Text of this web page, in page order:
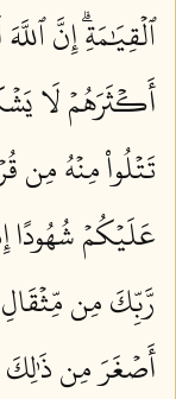
ٱلۡقِيَٰمَةِۗ إِنَّ
أَكۡثَرَهُمۡ لَا
تَتۡلُواْ مِنۡهُ مِن
عَلَيۡكُمۡ شُهُودًا
رَّبِّكَ مِن مِّثۡقَالِ
أَصۡغَرَ مِن ذَٰلِكَ